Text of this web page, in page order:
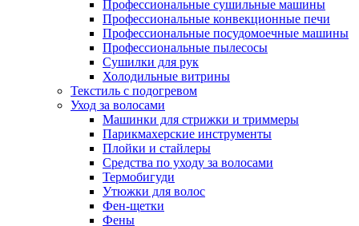
Профессиональные сушильные машины
Профессиональные конвекционные печи
Профессиональные посудомоечные машины
Профессиональные пылесосы
Сушилки для рук
Холодильные витрины
Текстиль с подогревом
Уход за волосами
Машинки для стрижки и триммеры
Парикмахерские инструменты
Плойки и стайлеры
Средства по уходу за волосами
Термобигуди
Утюжки для волос
Фен-щетки
Фены